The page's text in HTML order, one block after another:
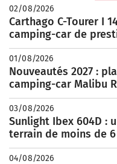
02/08/2026
Carthago C-Tourer I
camping-car de
01/08/2026
Nouveautés 2027 :
camping-car Malibu
03/08/2026
Sunlight Ibex 604D :
terrain de moins de
04/08/2026